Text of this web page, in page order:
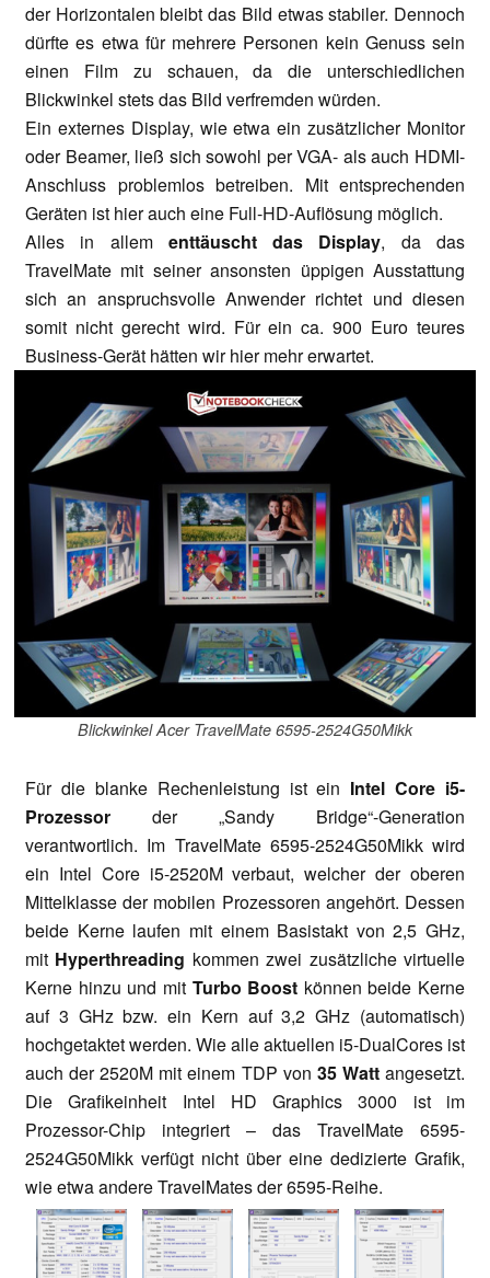
der Horizontalen bleibt das Bild etwas stabiler. Dennoch
dürfte es etwa für mehrere Personen kein Genuss sein
einen Film zu schauen, da die unterschiedlichen
Blickwinkel stets das Bild verfremden würden.
Ein externes Display, wie etwa ein zusätzlicher Monitor
oder Beamer, ließ sich sowohl per VGA- als auch HDMI-
Anschluss problemlos betreiben. Mit entsprechenden
Geräten ist hier auch eine Full-HD-Auflösung möglich.
Alles in allem enttäuscht das Display, da das
TravelMate mit seiner ansonsten üppigen Ausstattung
sich an anspruchsvolle Anwender richtet und diesen
somit nicht gerecht wird. Für ein ca. 900 Euro teures
Business-Gerät hätten wir hier mehr erwartet.
Blickwinkel Acer TravelMate 6595-2524G50Mikk
Für die blanke Rechenleistung ist ein Intel Core i5-
Prozessor der „Sandy Bridge“-Generation
verantwortlich. Im TravelMate 6595-2524G50Mikk wird
ein Intel Core i5-2520Mverbaut, welcher der oberen
Mittelklasse der mobilen Prozessoren angehört. Dessen
beide Kerne laufen mit einem Basistakt von 2,5 GHz,
mit Hyperthreading kommen zwei zusätzliche virtuelle
Kerne hinzu und mit Turbo Boost können beide Kerne
auf 3 GHz bzw. ein Kern auf 3,2 GHz (automatisch)
hochgetaktet werden. Wie alle aktuellen i5-DualCores ist
auch der 2520M mit einem TDP von 35 Wattangesetzt.
Die Grafikeinheit Intel HD Graphics 3000 ist im
Prozessor-Chip integriert – das TravelMate 6595-
2524G50Mikk verfügt nicht über eine dedizierte Grafik,
wie etwa andere TravelMates der 6595-Reihe.